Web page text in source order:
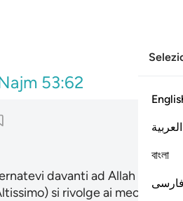
العربية
বাংলা
فارسی
53:62
فاسجدوا لله
davanti ad Allah e
si rivolge ai meccani e